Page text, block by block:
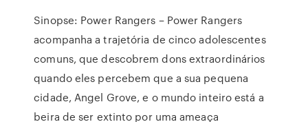
Sinopse: Power Rangers – Power Rangers
acompanha a trajetória de cinco adolescentes
comuns, que descobrem dons extraordinários
quando eles percebem que a sua pequena
cidade, Angel Grove, e o mundo inteiro está a
beira de ser extinto por uma ameaça